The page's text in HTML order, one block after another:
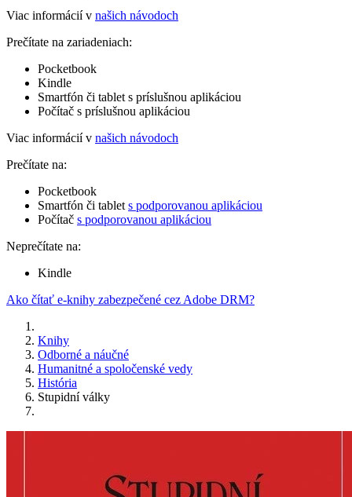
Viac informácií v našich návodoch
Prečítate na zariadeniach:
Pocketbook
Kindle
Smartfón či tablet s príslušnou aplikáciou
Počítač s príslušnou aplikáciou
Viac informácií v našich návodoch
Prečítate na:
Pocketbook
Smartfón či tablet s podporovanou aplikáciou
Počítač s podporovanou aplikáciou
Neprečítate na:
Kindle
Ako čítať e-knihy zabezpečené cez Adobe DRM?
Knihy
Odborné a náučné
Humanitné a spoločenské vedy
História
Stupidní války